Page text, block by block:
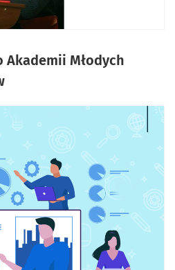
Młodych